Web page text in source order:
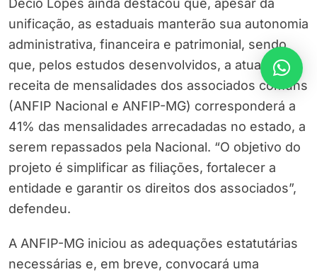
Décio Lopes ainda destacou que, apesar da
unificação, as estaduais manterão sua autonomia
administrativa, financeira e patrimonial, sendo
que, pelos estudos desenvolvidos, a atual
receita de mensalidades dos associados comuns
(ANFIP Nacional e ANFIP-MG) corresponderá a
41% das mensalidades arrecadadas no estado, a
serem repassados pela Nacional. “O objetivo do
projeto é simplificar as filiações, fortalecer a
entidade e garantir os direitos dos associados”,
defendeu.
A ANFIP-MG iniciou as adequações estatutárias
necessárias e, em breve, convocará uma